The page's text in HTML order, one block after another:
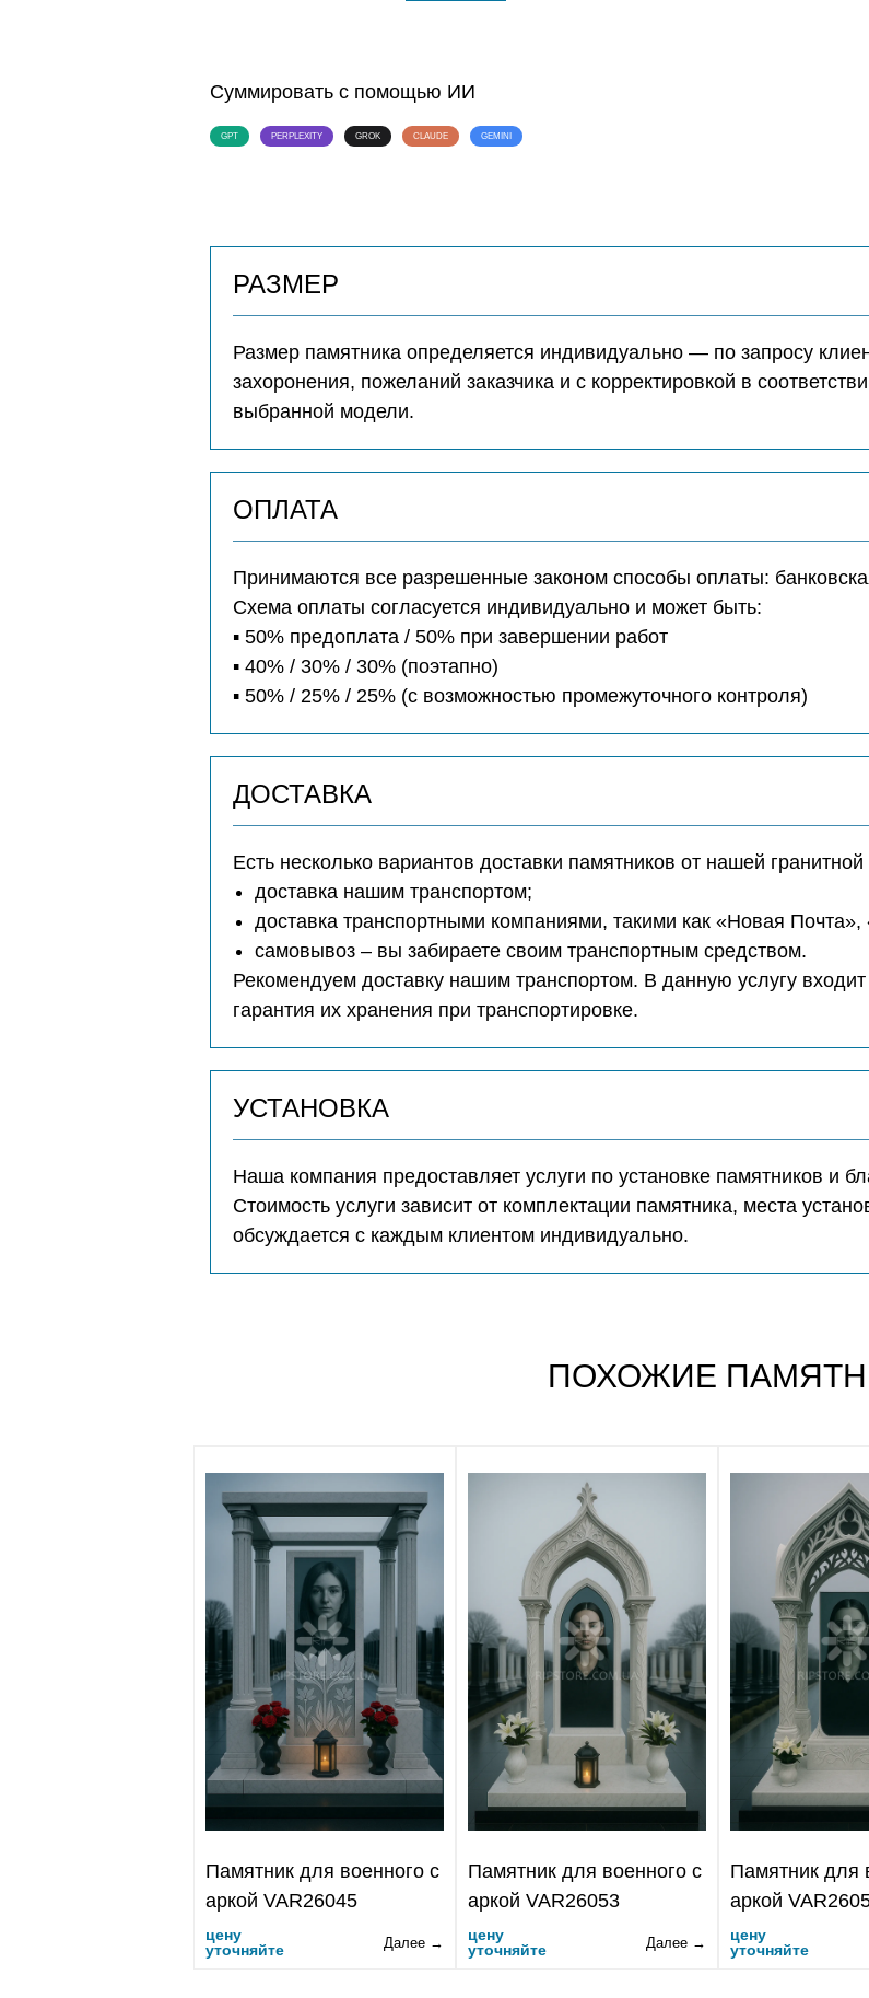
Суммировать с помощью ИИ
GPT PERPLEXITY GROK CLAUDE GEMINI
РАЗМЕР
Размер памятника определяется индивидуально — по запросу
захоронения, пожеланий заказчика и с корректировкой в
выбранной модели.
ОПЛАТА
Принимаются все разрешенные законом способы оплаты:
Схема оплаты согласуется индивидуально и может быть:
▪️ 50% предоплата / 50% при завершении работ
▪️ 40% / 30% / 30% (поэтапно)
▪️ 50% / 25% / 25% (с возможностью промежуточного контроля)
ДОСТАВКА
Есть несколько вариантов доставки памятников от нашей
доставка нашим транспортом;
доставка транспортными компаниями, такими как «Новая
самовывоз – вы забираете своим транспортным средством.
Рекомендуем доставку нашим транспортом. В данную услугу
гарантия их хранения при транспортировке.
УСТАНОВКА
Наша компания предоставляет услуги по установке памятников и
Стоимость услуги зависит от комплектации памятника, места
обсуждается с каждым клиентом индивидуально.
ПОХОЖИЕ
Памятник для военного с
аркой VAR26045
цену
уточняйте
Далее →
Памятник для военного с
аркой VAR26053
цену
уточняйте
Далее →
Памятник для
аркой
цену
уточняйте